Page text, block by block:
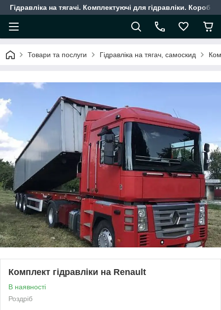
Гідравліка на тягачі. Комплектуючі для гідравліки.
Товари та послуги Гідравліка на тягач, самоскид
Комплект гідравліки на Renault
В наявності
Роздріб